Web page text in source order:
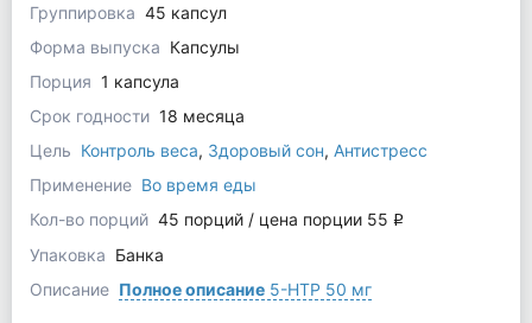
Группировка 45 капсул
Форма выпуска Капсулы
Порция 1 капсула
Срок годности 18 месяца
Цель Контроль веса, Здоровый сон, Антистресс
Применение Во время еды
Кол-во порций 45 порций / цена порции 55 q
Упаковка Банка
Описание Полное описание5-HTP 50 мг